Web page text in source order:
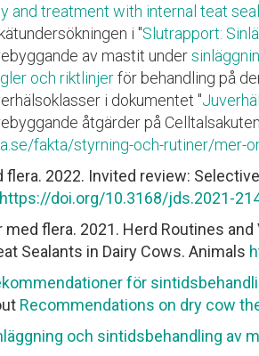
and treatment with internal teat
i "Slutrapport:
av mastit under
och riktlinjerför behandling på
i dokumentet "
åtgärder på
fakta/styrning-och-rutiner/mer-
flera. 2022. Invited review:
https://doi.org/10.3168/jds.2021-
med flera. 2021. Herd Routines
Sealants in Dairy Cows. Animals
för
Recommendations on dry cow
och sintidsbehandling av